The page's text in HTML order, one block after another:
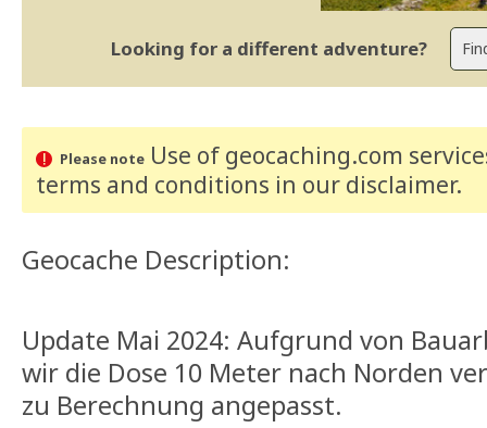
Looking for a different adventure?
Please noteUse of geocaching.com
terms and conditions in our disclaimer.
Geocache Description:
Update Mai 2024: Aufgrund von
wir die Dose 10 Meter nach Norden
zu Berechnung angepasst.